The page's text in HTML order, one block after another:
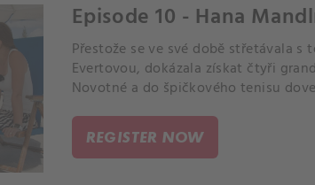
Episode 10 - Hana
Přestože se ve své době střetávala
Evertovou, dokázala získat čtyři
Novotné a do špičkového tenisu
REGISTER NOW